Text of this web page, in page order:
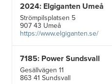
2024: Elgiganten Umeå
Strömpilsplatsen 5
907 43 Umeå
https://www.elgiganten.se/
7185: Power Sundsvall
Gesällvägen 11
863 41 Sundsvall